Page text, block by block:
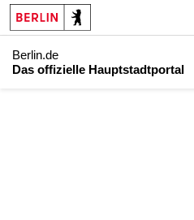
Berlin.de
Das offizielle Hauptstadtportal